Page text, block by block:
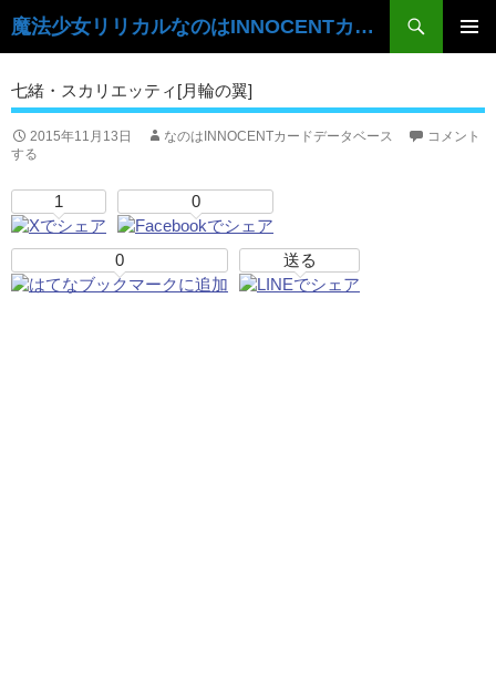
魔法少女リリカルなのはINNOCENTカードデータベース
検
索
イ
ン
テ
ン
ツ
へ
ッ
プ
七緒・スカリエッティ[月輪の翼]
2015年11月13日 なのはINNOCENTカードデータベース
コメント
する
1 0
0 送る